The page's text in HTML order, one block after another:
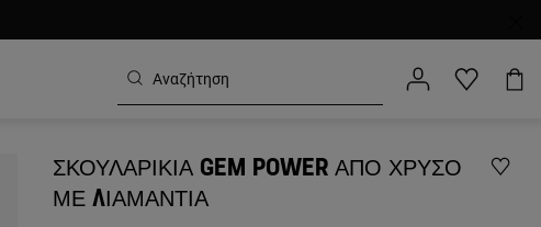
ΣΚΟΥΛΑΡΊΚΙΑ GEM POWER ΑΠΌ ΧΡΥΣΌ
ΜΕ ΔΙΑΜΆΝΤΙΑ